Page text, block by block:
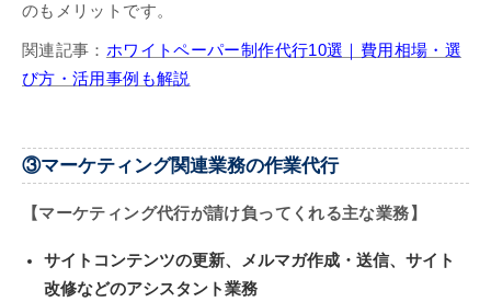
のもメリットです。
関連記事： ホワイトペーパー制作代行10選｜費用相場・選
び方・活用事例も解説
③マーケティング関連業務の作業代行
【マーケティング代行が請け負ってくれる主な業務】
サイトコンテンツの更新、メルマガ作成・送信、サイト
改修などのアシスタント業務